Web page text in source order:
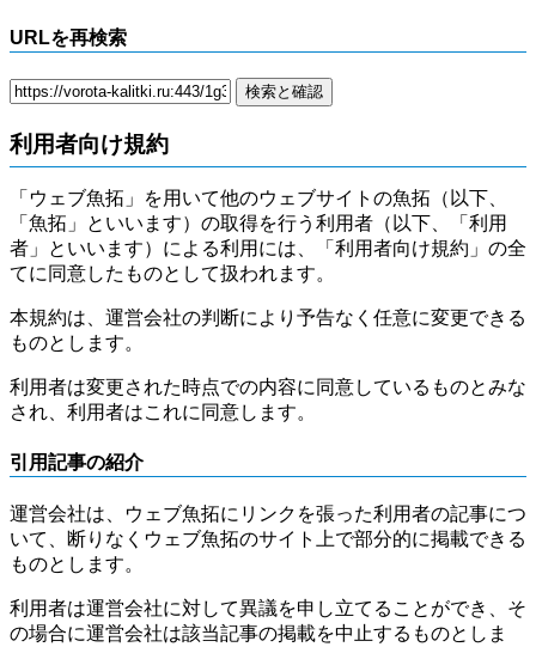
URLを再検索
利用者向け規約
「ウェブ魚拓」を用いて他のウェブサイトの魚拓（以下、
「魚拓」といいます）の取得を行う利用者（以下、「利用
者」といいます）による利用には、「利用者向け規約」の全
てに同意したものとして扱われます。
本規約は、運営会社の判断により予告なく任意に変更できる
ものとします。
利用者は変更された時点での内容に同意しているものとみな
され、利用者はこれに同意します。
引用記事の紹介
運営会社は、ウェブ魚拓にリンクを張った利用者の記事につ
いて、断りなくウェブ魚拓のサイト上で部分的に掲載できる
ものとします。
利用者は運営会社に対して異議を申し立てることができ、そ
の場合に運営会社は該当記事の掲載を中止するものとしま